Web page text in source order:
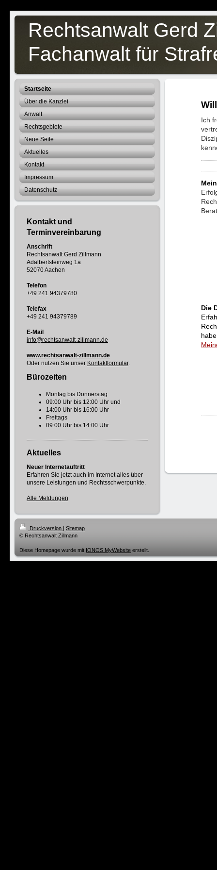
Rechtsanwalt Gerd
Fachanwalt für
Startseite
Über die Kanzlei
Anwalt
Rechtsgebiete
Neue Seite
Aktuelles
Kontakt
Impressum
Datenschutz
Kontakt und
Terminvereinbarung
Anschrift
Rechtsanwalt Gerd Zillmann
Adalbertsteinweg 1a
52070 Aachen
Telefon
+49 241 94379780
Telefax
+49 241 94379789
E-Mail
info@rechtsanwalt-zillmann.de
www.rechtsanwalt-zillmann.de
Oder nutzen Sie unser Kontaktformular.
Bürozeiten
Montag bis Donnerstag
09:00 Uhr bis 12:00 Uhr und
14:00 Uhr bis 16:00 Uhr
Freitags
09:00 Uhr bis 14:00 Uhr
Aktuelles
Neuer Internetauftritt
Erfahren Sie jetzt auch im Internet alles über
unsere Leistungen und Rechtsschwerpunkte.
Alle Meldungen
Ich
Die
Druckversion | Sitemap
© Rechtsanwalt Zillmann
Diese Homepage wurde mit IONOS MyWebsite erstellt.